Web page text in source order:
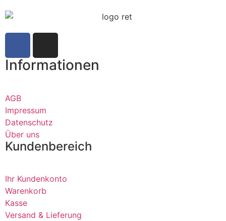
Informationen
AGB
Impressum
Datenschutz
Über uns
Kundenbereich
Ihr Kundenkonto
Warenkorb
Kasse
Versand & Lieferung